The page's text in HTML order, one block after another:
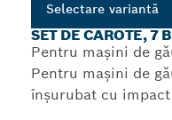
Selectare variantă
SET DE CAROTE, 7
Pentru mașini de
Pentru mașini de
înșurubat cu impact